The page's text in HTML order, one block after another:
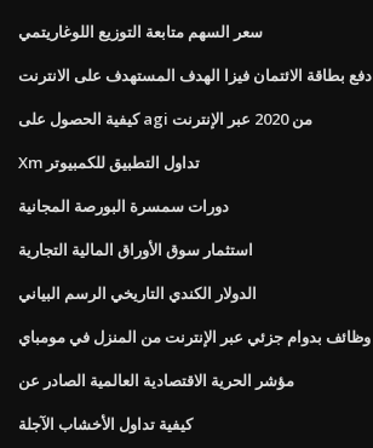
سعر السهم متابعة التوزيع اللوغاريتمي
دفع بطاقة الائتمان فيزا الهدف المستهدف على الانترنت
كيفية الحصول على agi من 2020 عبر الإنترنت
Xm تداول التطبيق للكمبيوتر
دورات سمسرة البورصة المجانية
استثمار سوق الأوراق المالية التجارية
الدولار الكندي التاريخي الرسم البياني
وظائف بدوام جزئي عبر الإنترنت من المنزل في مومباي
مؤشر الحرية الاقتصادية العالمية الصادر عن
كيفية تداول الأخشاب الآجلة